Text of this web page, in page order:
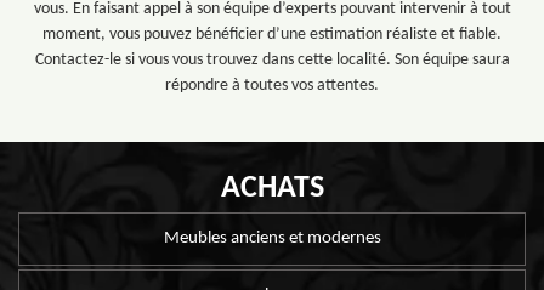
vous. En faisant appel à son équipe d’experts pouvant intervenir à tout
moment, vous pouvez bénéficier d’une estimation réaliste et fiable.
Contactez-le si vous vous trouvez dans cette localité. Son équipe saura
répondre à toutes vos attentes.
ACHATS
Meubles anciens et modernes